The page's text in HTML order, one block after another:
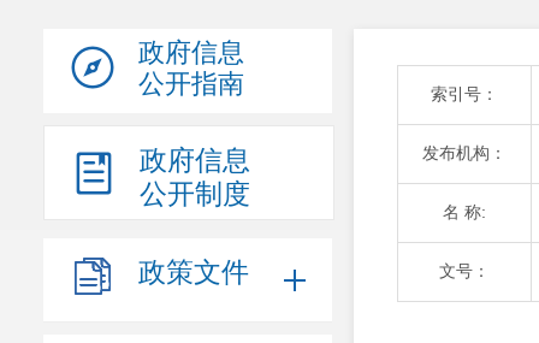
政府信息
公开指南
政府信息
公开制度
政策文件
索引号：
发布机构：
名 称:
文号：